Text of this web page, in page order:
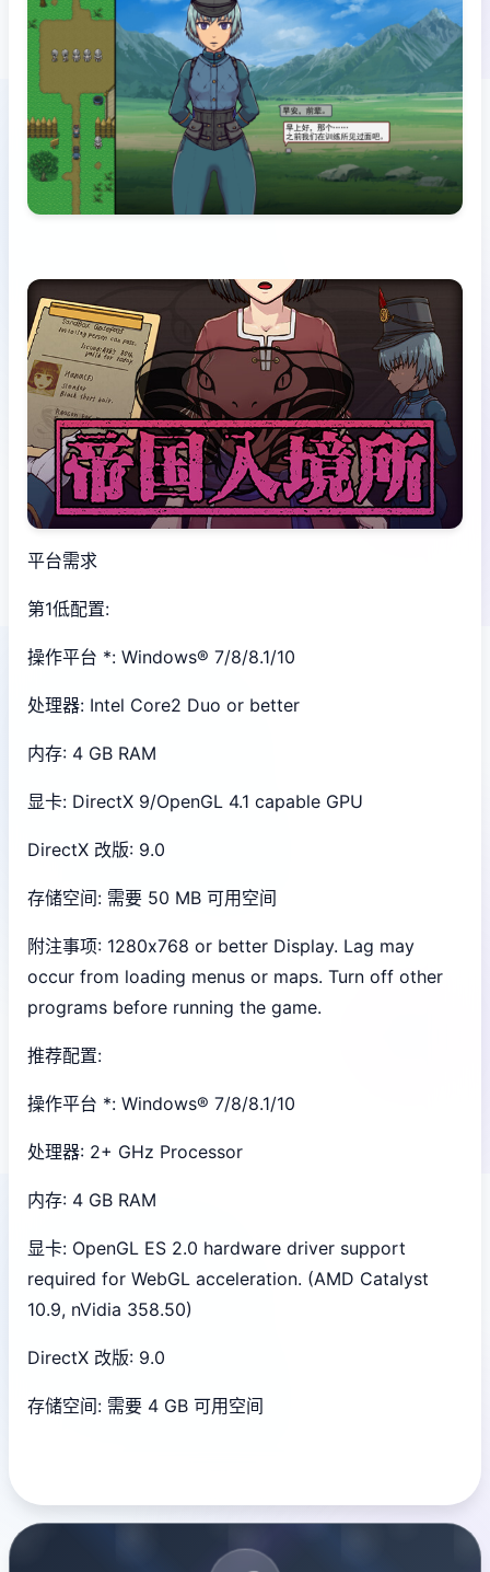
平台需求
第1低配置:
操作平台 *: Windows® 7/8/8.1/10
处理器: Intel Core2 Duo or better
内存: 4 GB RAM
显卡: DirectX 9/OpenGL 4.1 capable GPU
DirectX 改版: 9.0
存储空间: 需要 50 MB 可用空间
附注事项: 1280x768 or better Display. Lag may
occur from loading menus or maps. Turn off other
programs before running the game.
推荐配置:
操作平台 *: Windows® 7/8/8.1/10
处理器: 2+ GHz Processor
内存: 4 GB RAM
显卡: OpenGL ES 2.0 hardware driver support
required for WebGL acceleration. (AMD Catalyst
10.9, nVidia 358.50)
DirectX 改版: 9.0
存储空间: 需要 4 GB 可用空间